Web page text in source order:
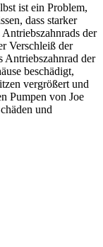
ist ein Problem,
dass starker
der
Verschleiß der
Antriebszahnrad der
beschädigt,
vergrößert und
Pumpen von Joe
und